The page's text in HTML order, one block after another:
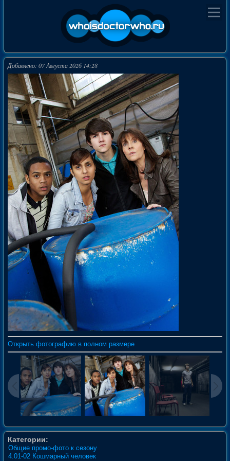
Добавлено: 07 Августа 2026 14:28
Открыть фотографию в полном размере
Категории:
Общие промо-фото к сезону
4.01-02 Кошмарный человек